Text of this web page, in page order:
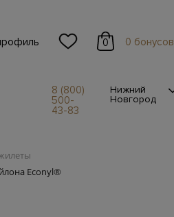
0 0 бонусов
8 (800)
500-
43-83
Нижний
Новгород
Econyl®